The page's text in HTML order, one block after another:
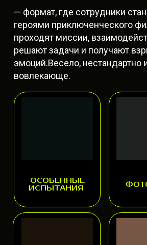
ОСОБЕННЫЕ
ИСПЫТАНИЯ
— формат, где сотрудники
героями приключенческого
проходят миссии,
решают задачи и получают
эмоций.Весело, нестандартно
вовлекающе.